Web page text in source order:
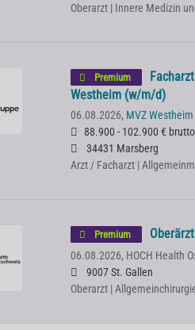
Oberarzt | Innere Medizin
Premium
Westheim (w/m/d)
06.08.2026, MVZ Westheim
88.900 - 102.900 €
34431 Marsberg
Arzt / Facharzt |
Premium
06.08.2026, HOCH Health
9007 St. Gallen
Oberarzt |